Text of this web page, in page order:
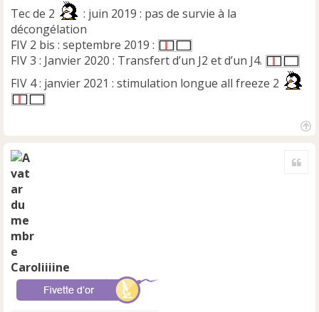
Tec de 2
: juin 2019 : pas de survie à la
décongélation
FIV 2 bis : septembre 2019 :
FIV 3 : Janvier 2020 : Transfert d’un J2 et d’un J4.
FIV 4 : janvier 2021 : stimulation longue all freeze 2
Caroliiiine